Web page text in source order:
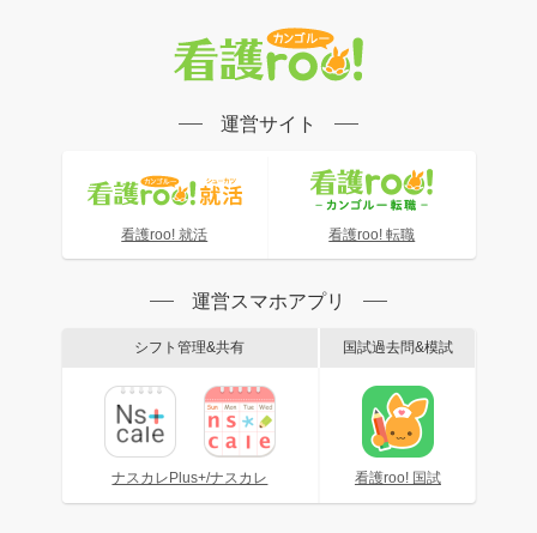
運営サイト
看護roo! 就活 看護roo! 転職
運営スマホアプリ
シフト管理&共有
ナスカレPlus+/ナスカレ
国試過去問&模試
看護roo! 国試